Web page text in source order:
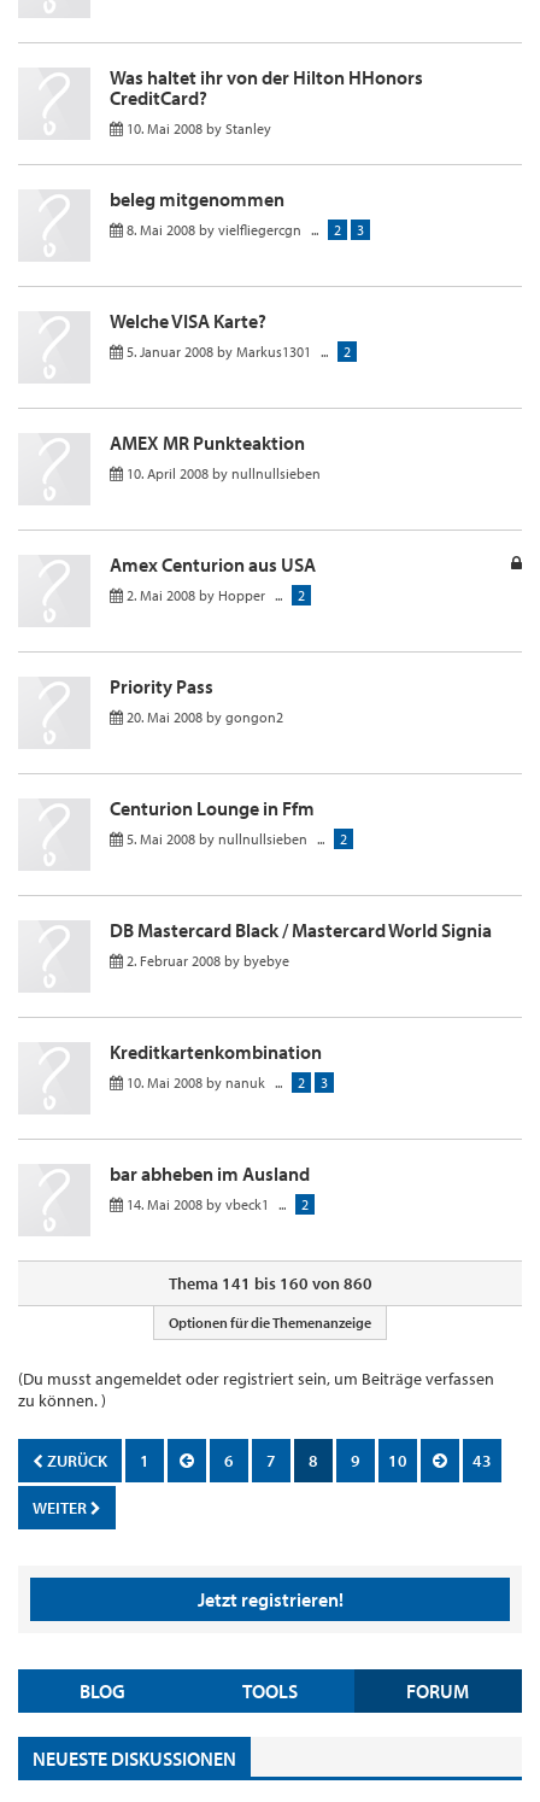
Was haltet ihr von der Hilton HHonors
CreditCard?
10. Mai 2008 by Stanley
beleg mitgenommen
8. Mai 2008 by vielfliegercgn ... 2 3
Welche VISA Karte?
5. Januar 2008 by Markus1301 ... 2
AMEX MR Punkteaktion
10. April 2008 by nullnullsieben
Amex Centurion aus USA
2. Mai 2008 by Hopper ... 2
Priority Pass
20. Mai 2008 by gongon2
Centurion Lounge in Ffm
5. Mai 2008 by nullnullsieben ... 2
DB Mastercard Black / Mastercard World Signia
2. Februar 2008 by byebye
Kreditkartenkombination
10. Mai 2008 by nanuk ... 2 3
bar abheben im Ausland
14. Mai 2008 by vbeck1 ... 2
Thema 141 bis 160 von 860
Optionen für die Themenanzeige
(Du musst angemeldet oder registriert sein, um Beiträge verfassen
zu können. )
ZURÜCK 1 6 7 8 9 10 43
WEITER
Jetzt registrieren!
BLOG TOOLS FORUM
NEUESTE DISKUSSIONEN